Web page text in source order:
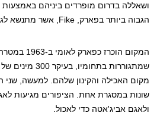
הגבוה ביותר בפארק, Fike, אשר מתנשא לגובה 2075 מטר מעל פני הים.
המקום הוכרז
שמתגוררות
מקום האכילה והקינון שלהם. למעשה, שני
שונות במסגרת אחת. הציפורים מגיעות
ולאגם אביג'אטה כדי לאכול.